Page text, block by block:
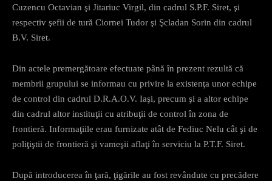
Cuzencu Octavian şi Jitariuc Virgil, din cadrul S.P.F. Siret, şi
respectiv şefii de tură Ciornei Tudor şi Şcladan Sorin din cadrul
B.V. Siret.
Din actele premergătoare efectuate până în prezent rezultă că
membrii grupului se informau cu privire la existenţa unor echipe
de control din cadrul D.R.A.O.V. Iaşi, precum şi a altor echipe
din cadrul altor instituţii cu atribuţii de control în zona de
frontieră. Informaţiile erau furnizate atât de Fediuc Nelu cât şi de
poliţiştii de frontieră şi vameşii aflaţi în serviciu la P.T.F. Siret.
După introducerea în ţară, ţigările au fost revândute cu precădere